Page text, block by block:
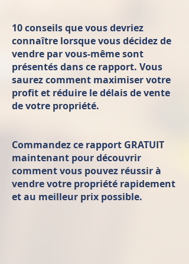
10 conseils que vous devriez
connaître lorsque vous décidez de
vendre par vous-même sont
présentés dans ce rapport. Vous
saurez comment maximiser votre
profit et réduire le délais de vente
de votre propriété.
Commandez ce rapport GRATUIT
maintenant pour découvrir
comment vous pouvez réussir à
vendre votre propriété rapidement
et au meilleur prix possible.